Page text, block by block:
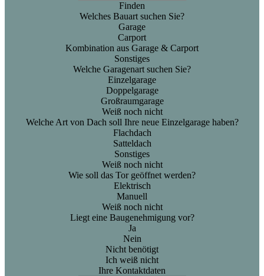
Finden
Welches Bauart suchen Sie?
Garage
Carport
Kombination aus Garage & Carport
Sonstiges
Welche Garagenart suchen Sie?
Einzelgarage
Doppelgarage
Großraumgarage
Weiß noch nicht
Welche Art von Dach soll Ihre neue Einzelgarage haben?
Flachdach
Satteldach
Sonstiges
Weiß noch nicht
Wie soll das Tor geöffnet werden?
Elektrisch
Manuell
Weiß noch nicht
Liegt eine Baugenehmigung vor?
Ja
Nein
Nicht benötigt
Ich weiß nicht
Ihre Kontaktdaten